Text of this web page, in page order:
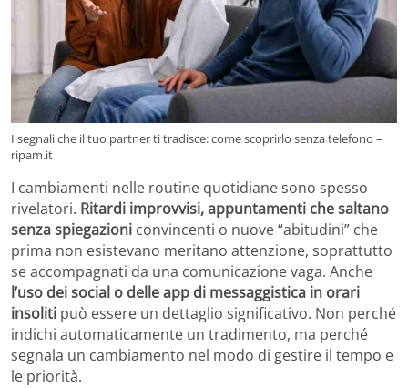
I segnali che il tuo partner ti tradisce: come scoprirlo senza telefono –
ripam.it
I cambiamenti nelle routine quotidiane sono spesso
rivelatori. Ritardi improvvisi, appuntamenti che saltano
senza spiegazioni convincenti o nuove “abitudini” che
prima non esistevano meritano attenzione, soprattutto
se accompagnati da una comunicazione vaga. Anche
l’uso dei social o delle app di messaggistica in orari
insoliti può essere un dettaglio significativo. Non perché
indichi automaticamente un tradimento, ma perché
segnala un cambiamento nel modo di gestire il tempo e
le priorità.